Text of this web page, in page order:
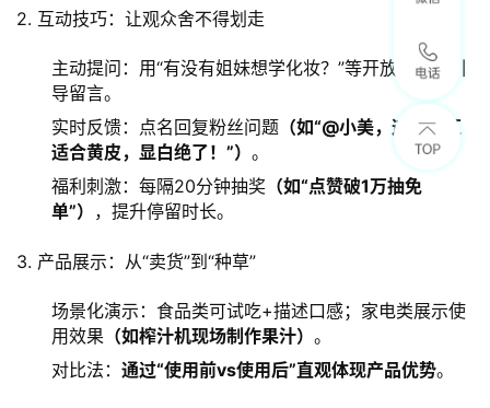
2. 互动技巧：让观众舍不得划走
主动提问：用“有没有姐妹想学化妆？”等开放式问题引
导留言。
实时反馈：点名回复粉丝问题 （如“@小美，这款口红
适合黄皮，显白绝了！”） 。
福利刺激：每隔20分钟抽奖 （如“点赞破1万抽免
单”） ，提升停留时长。
3. 产品展示：从“卖货”到“种草”
场景化演示：食品类可试吃+描述口感；家电类展示使
用效果 （如榨汁机现场制作果汁） 。
对比法： 通过“使用前vs使用后”直观体现产品优势。